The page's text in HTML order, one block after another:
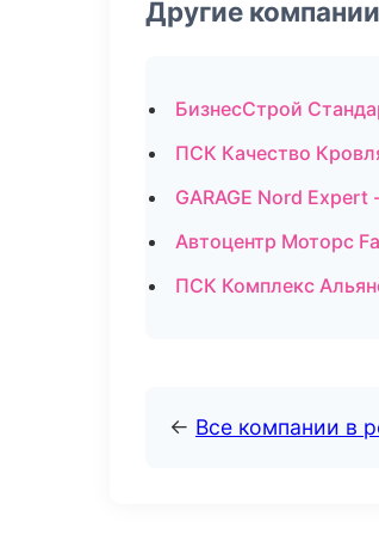
Другие компании
БизнесСтрой
ПСК Качество
GARAGE Nord
Автоцентр Моторс
ПСК Комплекс
← Все компании в